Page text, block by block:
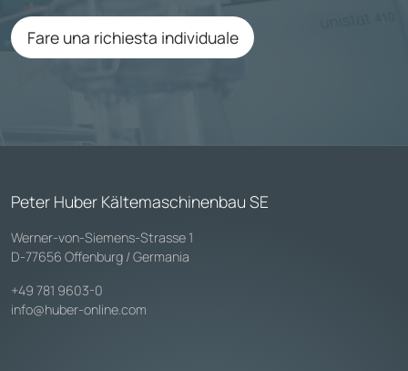
Fare una richiesta individuale
Peter Huber Kältemaschinenbau SE
Werner-von-Siemens-Strasse 1
D-77656 Offenburg / Germania
+49 781 9603-0
info@huber-online.com